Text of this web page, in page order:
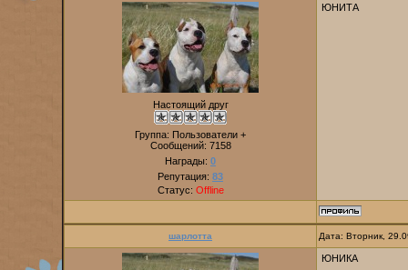
Настоящий друг
Группа: Пользователи +
Сообщений: 7158
Награды: 0
Репутация: 83
Статус: Offline
ЮНИТА
шарлотта Дата: Вторник,
ЮНИКА